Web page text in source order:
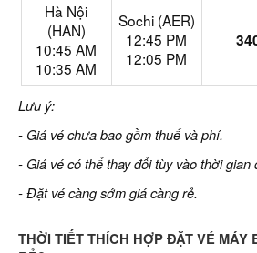
Hà Nội
(HAN)
10:45 AM
10:35 AM
Sochi (AER)
12:45 PM
12:05 PM
Lưu ý:
- Giá vé chưa bao gồm thuế và phí.
- Giá vé có thể thay đổi tùy vào thời gian
- Đặt vé càng sớm giá càng rẻ.
THỜI TIẾT THÍCH HỢP ĐẶT VÉ MÁY